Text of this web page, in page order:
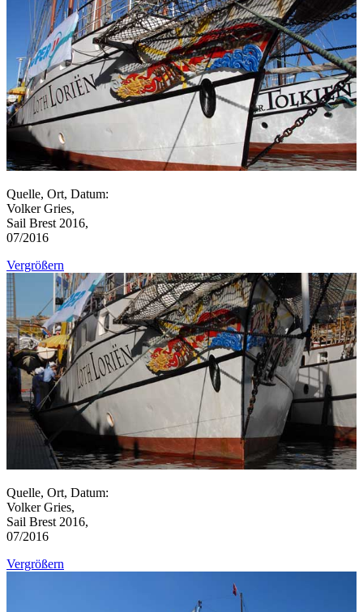
Quelle, Ort, Datum:
Volker Gries,
Sail Brest 2016,
07/2016
Vergrößern
Quelle, Ort, Datum:
Volker Gries,
Sail Brest 2016,
07/2016
Vergrößern